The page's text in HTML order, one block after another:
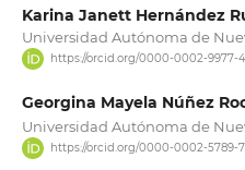
Karina Janett Hernández
Universidad Autónoma de
https://orcid.org/0000-0002-9977-
Georgina Mayela Núñez
Universidad Autónoma de
https://orcid.org/0000-0002-5789-